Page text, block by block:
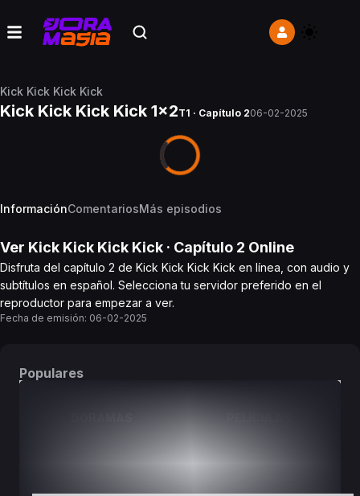
Kick Kick Kick Kick
Kick Kick Kick Kick 1x2T1 · Capítulo 206-02-2025
InformaciónComentariosMás episodios
Ver Kick Kick Kick Kick · Capítulo 2 Online
Disfruta del capítulo 2 de Kick Kick Kick Kick en línea, con audio y
subtítulos en español. Selecciona tu servidor preferido en el
reproductor para empezar a ver.
Fecha de emisión: 06-02-2025
Populares